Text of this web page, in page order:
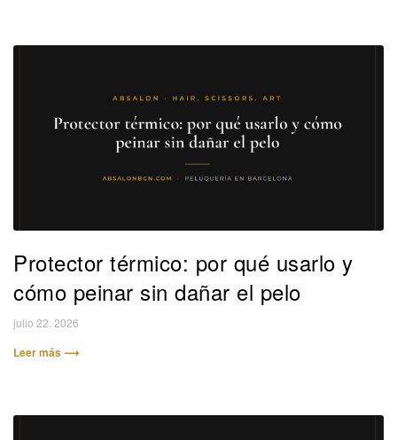
Protector térmico: por qué usarlo y
cómo peinar sin dañar el pelo
julio 22, 2026
Leer más ⟶